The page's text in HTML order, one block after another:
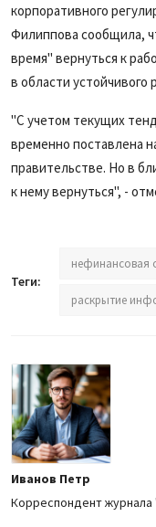
корпоративного
Филиппова сообщила,
время" вернуться к
в области устойчивого
"С учетом текущих
временно поставлена
правительстве. Но в
к нему вернуться", -
Теги:
нефинансовая
раскрытие
Иванов Петр
Корреспондент